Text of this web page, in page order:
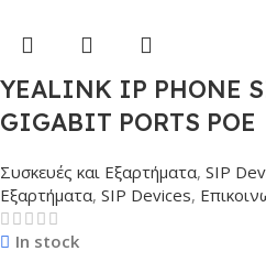
YEALINK IP PHONE
GIGABIT PORTS POE
Συσκευές και Εξαρτήματα, SIP
Εξαρτήματα, SIP Devices,
In stock